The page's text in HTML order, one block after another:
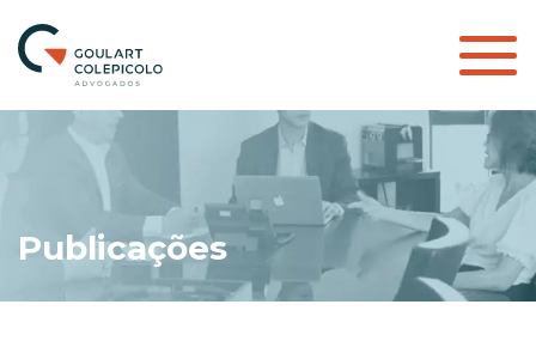
Publicações